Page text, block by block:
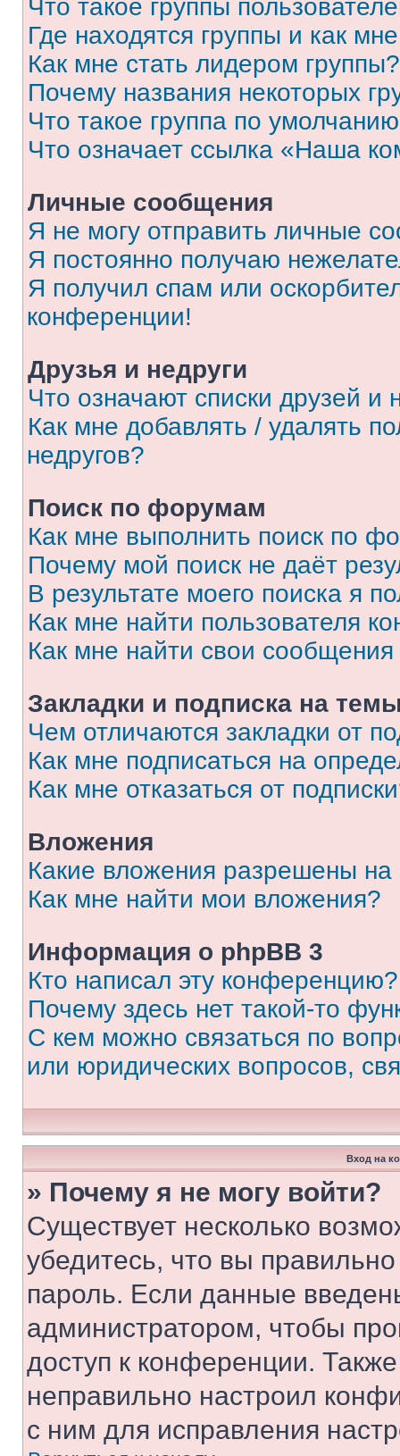
Что такое группы
Где находятся группы и как
Как мне стать лидером группы?
Почему названия некоторых
Что такое группа по
Что означает ссылка «Наша
Личные сообщения
Я не могу отправить личные
Я постоянно получаю
Я получил спам или
конференции!
Друзья и недруги
Что означают списки друзей и
Как мне добавлять / удалять
недругов?
Поиск по форумам
Как мне выполнить поиск по
Почему мой поиск не даёт
В результате моего поиска я
Как мне найти пользователя
Как мне найти свои
Закладки и подписка на
Чем отличаются закладки от
Как мне подписаться на
Как мне отказаться от
Вложения
Какие вложения разрешены
Как мне найти мои вложения?
Информация о phpBB 3
Кто написал эту конференцию?
Почему здесь нет такой-то
С кем можно связаться по
или юридических вопросов,
Вход на
» Почему я не могу войти?
Существует несколько
убедитесь, что вы
пароль. Если данные
администратором, чтобы
доступ к конференции.
неправильно настроил
с ним для исправления